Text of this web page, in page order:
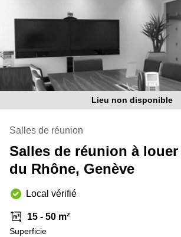
Coworking
Versoix
Salle
réunion
Zurich
de
réunion
Genève
Salle de
Place
Genève
Rue de
Lausanne
Genève
Avenue
Casaï
18
Genève
Quai
13
Genève
Lieu non disponible
Salles de réunion
Salles de réunion à
du Rhône, Genève
Local vérifié
15 - 50 m²
Superficie